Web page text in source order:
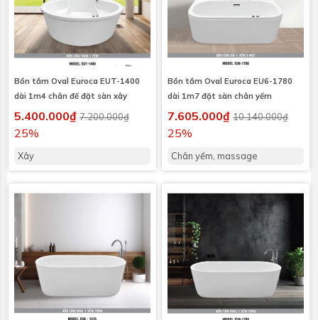
Bồn tắm Oval Euroca EUT-1400
dài 1m4 chân đế đặt sàn xây
5.400.000₫ 7.200.000₫
25%
Xây
Bồn tắm Oval Euroca EU6-1780
dài 1m7 đặt sàn chân yếm
7.605.000₫ 10.140.000₫
25%
Chân yếm, massage